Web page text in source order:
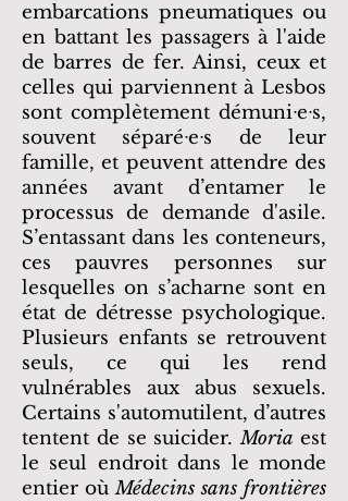
embarcations pneumatiques ou
en battant les passagers à l'aide
de barres de fer. Ainsi, ceux et
celles qui parviennent à Lesbos
sont complètement démuniᐧeᐧs,
souvent séparéᐧeᐧs de leur
famille, et peuvent attendre des
années avant d’entamer le
processus de demande d'asile.
S’entassant dans les conteneurs,
ces pauvres personnes sur
lesquelles on s’acharne sont en
état de détresse psychologique.
Plusieurs enfants se retrouvent
seuls, ce qui les rend
vulnérables aux abus sexuels.
Certains s'automutilent, d’autres
tentent de se suicider.Moriaest
le seul endroit dans le monde
entier oùMédecins sans frontières